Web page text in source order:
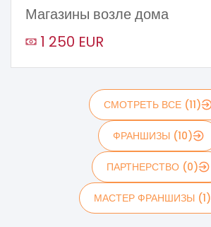
Магазины возле дома
1 250 EUR
СМОТРЕТЬ ВСЕ (11)
ФРАНШИЗЫ (10)
ПАРТНЕРСТВО (0)
МАСТЕР ФРАНШИЗЫ (1)